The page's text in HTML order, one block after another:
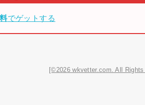
でゲットする
[©2026 wkvetter.com. All Rights